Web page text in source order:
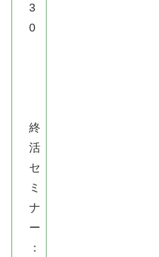
3
0
終
活
セ
ミ
ナ
ー
：